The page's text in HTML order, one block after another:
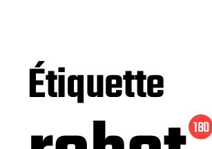
Étiquette
180